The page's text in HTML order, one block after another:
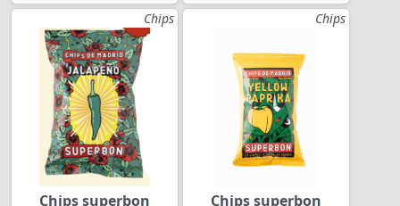
Chips
Chips superbon
Chips
Chips superbon